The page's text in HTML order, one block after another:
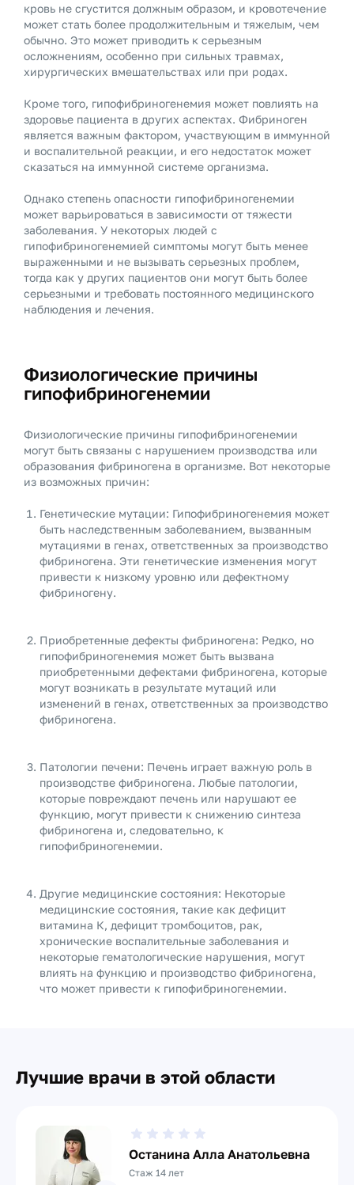
кровь не сгустится должным образом, и кровотечение
может стать более продолжительным и тяжелым, чем
обычно. Это может приводить к серьезным
осложнениям, особенно при сильных травмах,
хирургических вмешательствах или при родах.
Кроме того, гипофибриногенемия может повлиять на
здоровье пациента в других аспектах. Фибриноген
является важным фактором, участвующим в иммунной
и воспалительной реакции, и его недостаток может
сказаться на иммунной системе организма.
Однако степень опасности гипофибриногенемии
может варьироваться в зависимости от тяжести
заболевания. У некоторых людей с
гипофибриногенемией симптомы могут быть менее
выраженными и не вызывать серьезных проблем,
тогда как у других пациентов они могут быть более
серьезными и требовать постоянного медицинского
наблюдения и лечения.
Физиологические причины
гипофибриногенемии
Физиологические причины гипофибриногенемии
могут быть связаны с нарушением производства или
образования фибриногена в организме. Вот некоторые
из возможных причин:
Генетические мутации: Гипофибриногенемия может
быть наследственным заболеванием, вызванным
мутациями в генах, ответственных за производство
фибриногена. Эти генетические изменения могут
привести к низкому уровню или дефектному
фибриногену.
Приобретенные дефекты фибриногена: Редко, но
гипофибриногенемия может быть вызвана
приобретенными дефектами фибриногена, которые
могут возникать в результате мутаций или
изменений в генах, ответственных за производство
фибриногена.
Патологии печени: Печень играет важную роль в
производстве фибриногена. Любые патологии,
которые повреждают печень или нарушают ее
функцию, могут привести к снижению синтеза
фибриногена и, следовательно, к
гипофибриногенемии.
Другие медицинские состояния: Некоторые
медицинские состояния, такие как дефицит
витамина К, дефицит тромбоцитов, рак,
хронические воспалительные заболевания и
некоторые гематологические нарушения, могут
влиять на функцию и производство фибриногена,
что может привести к гипофибриногенемии.
Лучшие врачи в этой области
Останина Алла Анатольевна
Стаж 14 лет